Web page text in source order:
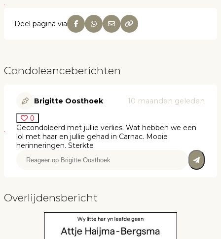
Deel pagina via
Condoleanceberichten
Brigitte Oosthoek 10 maanden geleden
0
Gecondoleerd met jullie verlies. Wat hebben we een
lol met haar en jullie gehad in Carnac. Mooie
herinneringen. Sterkte
Overlijdensbericht